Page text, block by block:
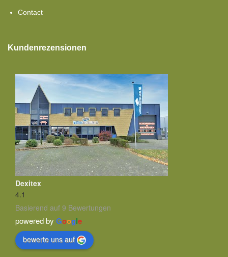
Contact
Kundenrezensionen
Dexitex
4.1
Basierend auf 9 Bewertungen
powered by Google
bewerte uns auf